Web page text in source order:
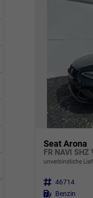
Seat Arona
FR NAVI SHZ
unverbindliche
Fahrzeugnr. 46714
Kraftstoff Benzin